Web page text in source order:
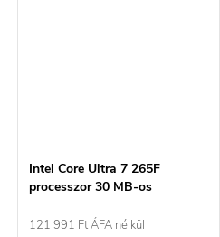
Intel Core Ultra 7 265F
processzor 30 MB-os
121 991 Ft ÁFA nélkül